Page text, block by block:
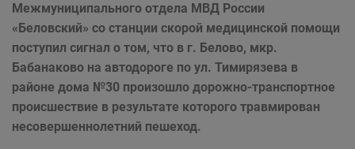
Межмуниципального отдела МВД России
«Беловский» со станции скорой медицинской помощи
поступил сигнал о том, что в г. Белово, мкр.
Бабанаково на автодороге по ул. Тимирязева в
районе дома №30 произошло дорожно-транспортное
происшествие в результате которого травмирован
несовершеннолетний пешеход.